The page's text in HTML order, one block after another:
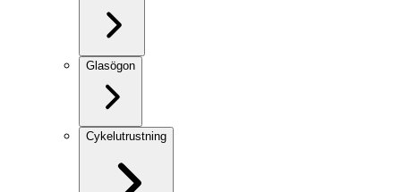
Glasögon
Cykelutrustning